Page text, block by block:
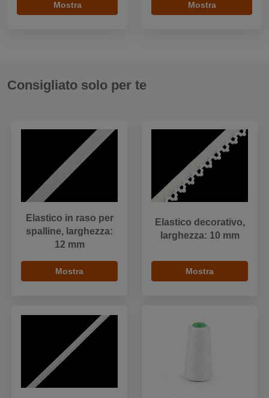
Mostra Mostra
Consigliato solo per te
Elastico in raso per
spalline, larghezza:
12 mm
Mostra
Elastico decorativo,
larghezza: 10 mm
Mostra